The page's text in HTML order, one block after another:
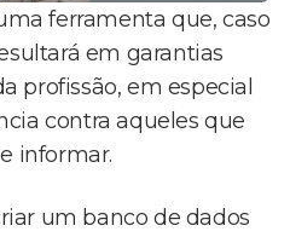
ferramenta que, caso
em garantias
profissão, em especial
contra aqueles que
informar.
um banco de dados